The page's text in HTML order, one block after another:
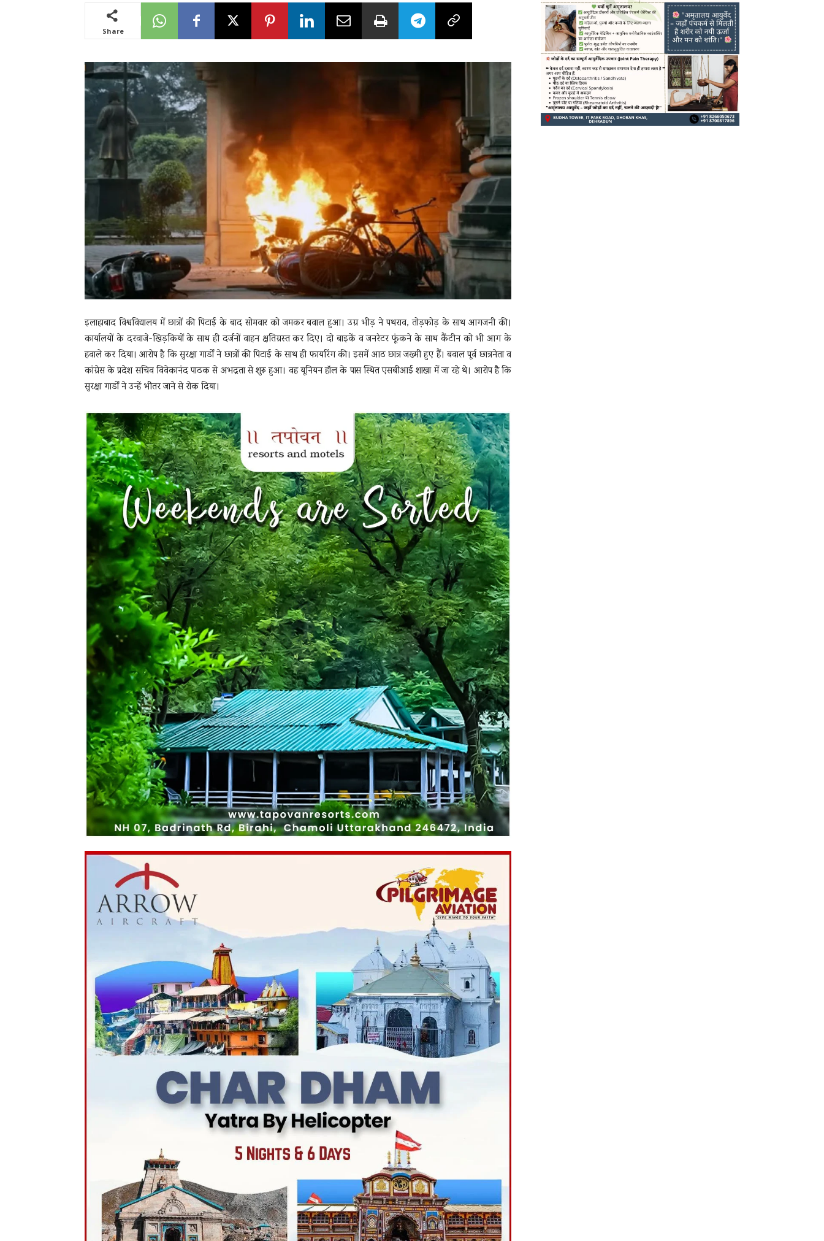
News
LIVE
Share
इलाहाबाद विश्वविद्यालय में छात्रों की पिटाई के बाद सोमवार को जमकर बवाल हुआ। उग्र भीड़ ने पथराव, तोड़फोड़ के साथ आगजनी की।
कार्यालयों के दरवाजे-खिड़कियों के साथ ही दर्जनों वाहन क्षतिग्रस्त कर दिए। दो बाइकें व जनरेटर फूंकने के साथ कैंटीन को भी आग के
हवाले कर दिया। आरोप है कि सुरक्षा गार्डों ने छात्रों की पिटाई के साथ ही फायरिंग की। इसमें आठ छात्र जख्मी हुए हैं। बवाल पूर्व छात्रनेता व
कांग्रेस के प्रदेश सचिव विवेकानंद पाठक से अभद्रता से शुरू हुआ। वह यूनियन हॉल के पास स्थित एसबीआई शाखा में जा रहे थे। आरोप है कि
सुरक्षा गार्डों ने उन्हें भीतर जाने से रोक दिया।